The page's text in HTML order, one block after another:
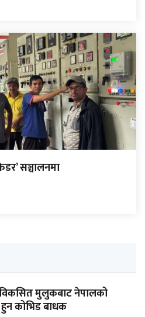
सञ्चालनमा
मुलुकबाट नेपालको
हुन कोभिड बाधक